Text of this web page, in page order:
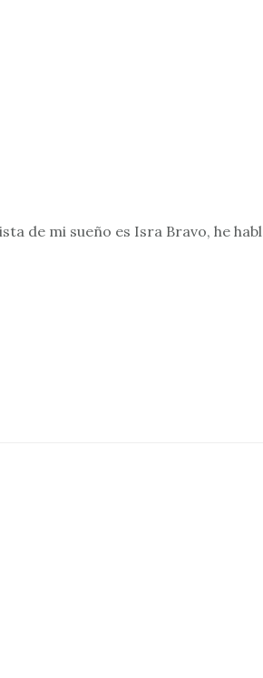
de mi sueño es Isra Bravo, he